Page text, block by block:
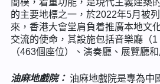
簡樸，着重功能，是現代主義建築
的主要地標之一，於2022年5月被
來，香港大會堂肩負着推廣本地文
交流的使命，其設施包括音樂廳（
（463個座位）、演奏廳、展覽廳和
油麻地戲院： 油麻地戲院是專為中